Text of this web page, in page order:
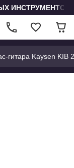
гитара Kaysen KIB